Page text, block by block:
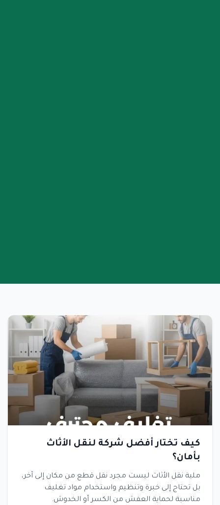
كيف تختار أفضل شركة لنقل الأثاث
بأمان؟
ملية نقل الأثاث ليست مجرد نقل قطع من مكان إلى آخر،
بل تحتاج إلى خبرة وتنظيم واستخدام مواد تغليف
مناسبة لحماية العفش من الكسر أو الخدوش.